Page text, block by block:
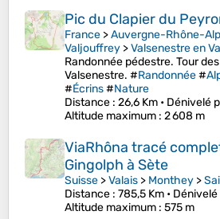
Pic du Clapier du
France >Auvergne-Rhône-
Valjouffrey >Valsenestre en
Randonnée pédestre. Tour
Valsenestre. #Randonnée#
#Écrins#Nature
Distance : 26,6 Km • Dénivelé
Altitude maximum : 2 608 m
ViaRhôna tracé
Gingolph à Sète
Suisse >Valais > Monthey >
Distance : 785,5 Km •
Altitude maximum : 575 m